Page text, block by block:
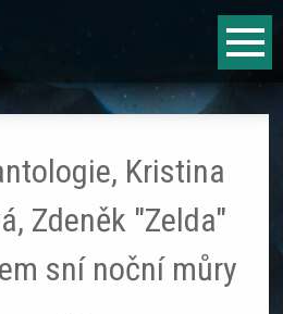
Kristina
Zdeněk "Zelda"
sní noční můry